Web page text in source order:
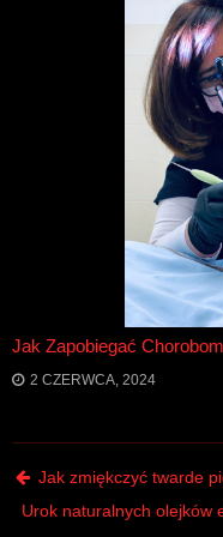
Jak Zapobiegać
2 CZERWCA, 2024
Post
Jak zmiękczyć twarde
Urok naturalnych olejków